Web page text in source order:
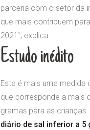
parceria com o setor da
que mais contribuem
2021", explica.
Estudo inédito
Esta é mais uma medida
que corresponde a mais
gramas para as
diário de sal inferior a 5